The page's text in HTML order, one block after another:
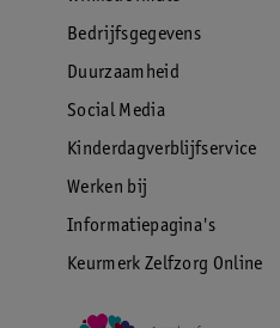
Bedrijfsgegevens
Duurzaamheid
Social Media
Kinderdagverblijfservice
Werken bij
Informatiepagina's
Keurmerk Zelfzorg Online